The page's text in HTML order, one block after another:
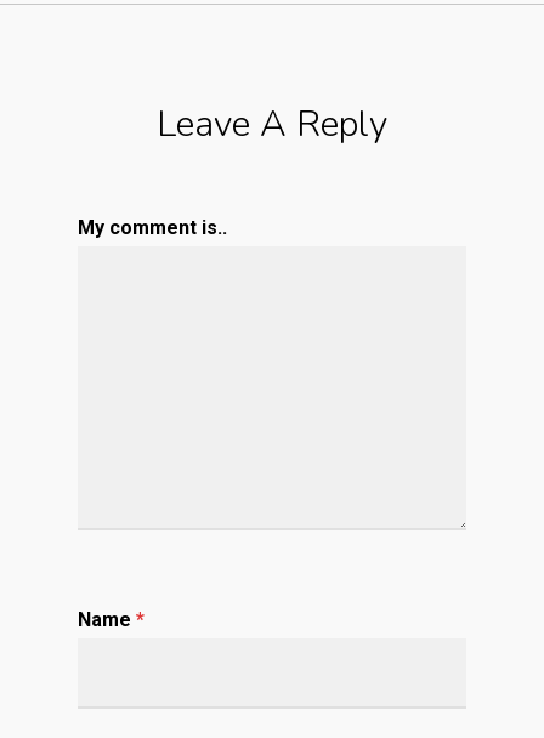
Leave A Reply
My comment is..
Name *